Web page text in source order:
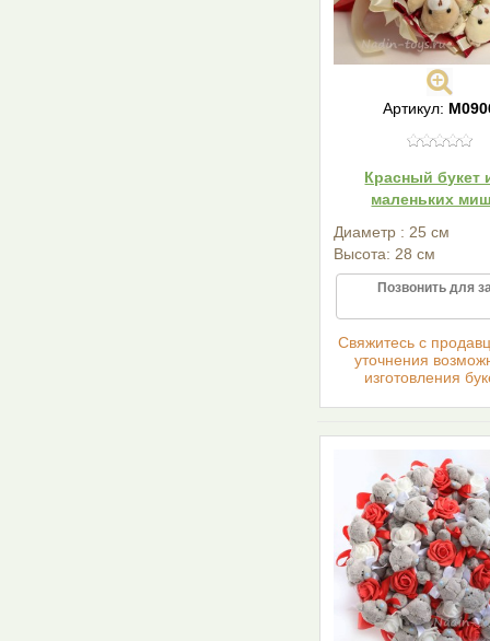
Артикул:
Красный букет
маленьких
Диаметр : 25 см
Высота: 28 см
Позвонить для
Cвяжитесь с
уточнения
изготовления